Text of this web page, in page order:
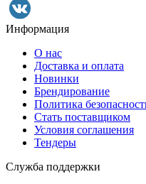
Информация
О нас
Доставка и оплата
Новинки
Брендирование
Политика
Стать поставщиком
Условия соглашения
Тендеры
Служба поддержки